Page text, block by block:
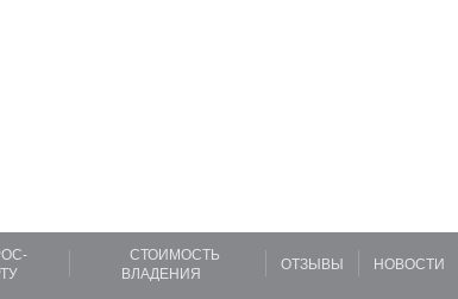
СТОИМОСТЬ
ВЛАДЕНИЯ
ОТЗЫВЫ НОВОСТИ